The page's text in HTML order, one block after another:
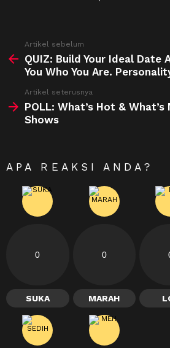
more
Artikel sebelum
QUIZ: Build Your Ideal Date
You Who You Are.
Artikel seterusnya
POLL: What’s Hot &
Shows
APA REAKSI ANDA?
0
SUKA
0
MARAH